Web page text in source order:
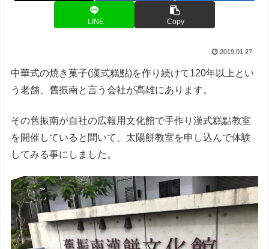
LINE Copy
2019.01.27
中華式の焼き菓子(漢式糕點)を作り続けて120年以上とい
う老舗、舊振南と言う会社が高雄にあります。
その舊振南が自社の広報用文化館で手作り漢式糕點教室
を開催していると聞いて、太陽餅教室を申し込んで体験
してみる事にしました。